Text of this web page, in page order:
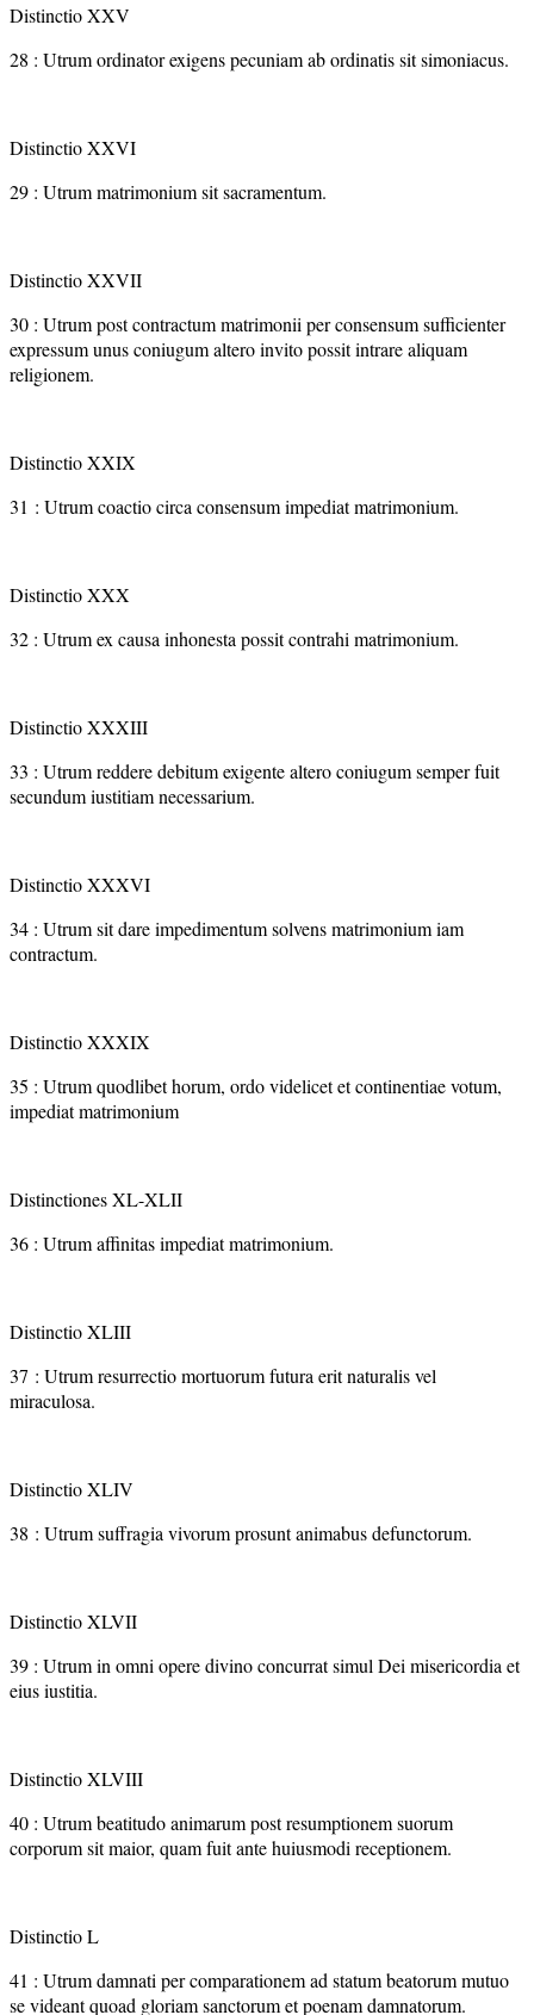
Distinctio XXV
28 : Utrum ordinator exigens pecuniam ab ordinatis sit simoniacus.
Distinctio XXVI
29 : Utrum matrimonium sit sacramentum.
Distinctio XXVII
30 : Utrum post contractum matrimonii per consensum sufficienter
expressum unus coniugum altero invito possit intrare aliquam
religionem.
Distinctio XXIX
31 : Utrum coactio circa consensum impediat matrimonium.
Distinctio XXX
32 : Utrum ex causa inhonesta possit contrahi matrimonium.
Distinctio XXXIII
33 : Utrum reddere debitum exigente altero coniugum semper fuit
secundum iustitiam necessarium.
Distinctio XXXVI
34 : Utrum sit dare impedimentum solvens matrimonium iam
contractum.
Distinctio XXXIX
35 : Utrum quodlibet horum, ordo videlicet et continentiae votum,
impediat matrimonium
Distinctiones XL-XLII
36 : Utrum affinitas impediat matrimonium.
Distinctio XLIII
37 : Utrum resurrectio mortuorum futura erit naturalis vel
miraculosa.
Distinctio XLIV
38 : Utrum suffragia vivorum prosunt animabus defunctorum.
Distinctio XLVII
39 : Utrum in omni opere divino concurrat simul Dei misericordia et
eius iustitia.
Distinctio XLVIII
40 : Utrum beatitudo animarum post resumptionem suorum
corporum sit maior, quam fuit ante huiusmodi receptionem.
Distinctio L
41 : Utrum damnati per comparationem ad statum beatorum mutuo
se videant quoad gloriam sanctorum et poenam damnatorum.